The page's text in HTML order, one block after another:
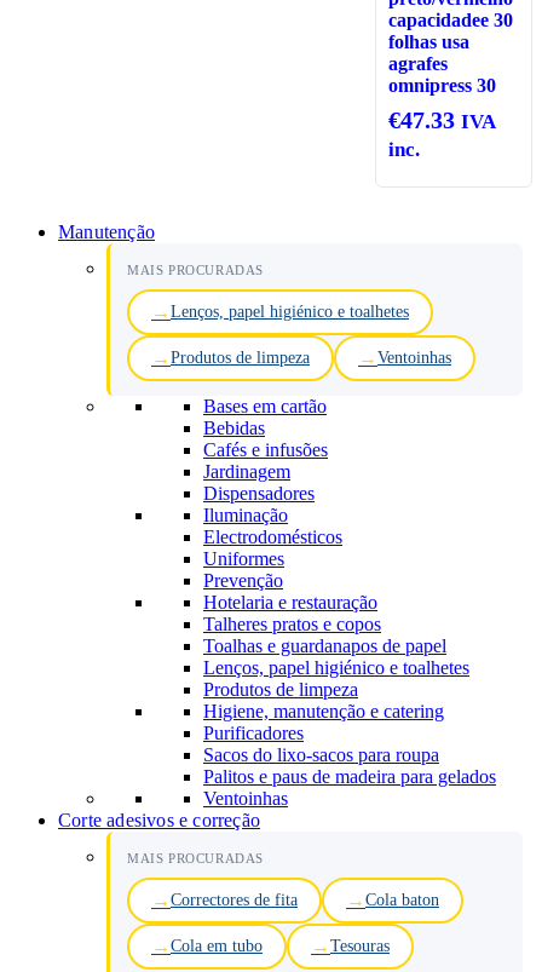
capacidadee 30
folhas usa
agrafes
omnipress 30
€47.33 IVA
inc.
Manutenção
MAIS PROCURADAS
Lenços, papel higiénico e toalhetes
Produtos de limpeza Ventoinhas
Bases em cartão
Bebidas
Cafés e infusões
Jardinagem
Dispensadores
Iluminação
Electrodomésticos
Uniformes
Prevenção
Hotelaria e restauração
Talheres pratos e copos
Toalhas e guardanapos de papel
Lenços, papel higiénico e toalhetes
Produtos de limpeza
Higiene, manutenção e catering
Purificadores
Sacos do lixo-sacos para roupa
Palitos e paus de madeira para gelados
Ventoinhas
Corte adesivos e correção
MAIS PROCURADAS
Correctores de fita Cola baton
Cola em tubo Tesouras